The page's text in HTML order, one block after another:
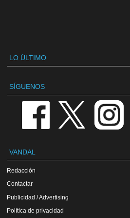
LO ÚLTIMO
SÍGUENOS
VANDAL
Redacción
Contactar
Publicidad / Advertising
Política de privacidad